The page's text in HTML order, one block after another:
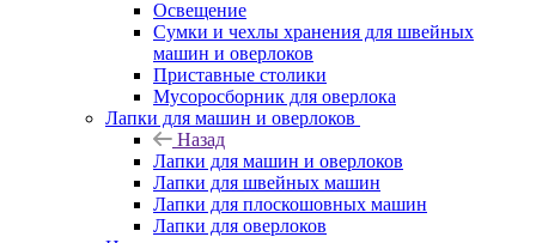
Освещение
Сумки и чехлы хранения для швейных
машин и оверлоков
Приставные столики
Мусоросборник для оверлока
Лапки для машин и оверлоков
Назад
Лапки для машин и оверлоков
Лапки для швейных машин
Лапки для плоскошовных машин
Лапки для оверлоков